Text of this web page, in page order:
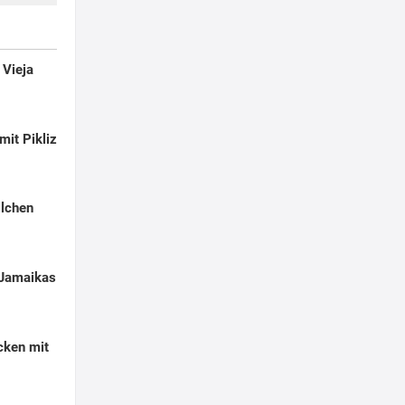
Vieja
Pikliz
mit